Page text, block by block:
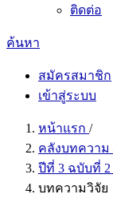
ติดต่อ
ค้นหา
สมัครสมาชิก
เข้าสู่ระบบ
หน้าแรก /
คลังบทความ
ปีที่ 3 ฉบับที่ 2
บทความวิจัย